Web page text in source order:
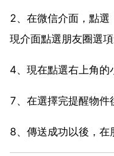
2、在微信介面，點選
現介面點選朋友圈選項
4、現在點選右上角的
7、在選擇完提醒物件
8、傳送成功以後，在